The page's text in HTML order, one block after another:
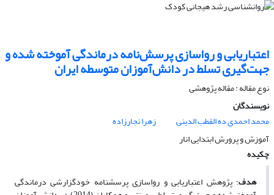
اعتباریابی و رواسازی پرسش‌نامه درماندگی آموخته شده و
جهت‌گیری تسلط در دانش‌آموزان متوسطه ایران
نوع مقاله : مقاله پژوهشی
نویسندگان
محمد احمدی ده القطب الدینی
زهرا نجارزاده
آموزش و پرورش ابتدایی انار
چکیده
هدف: پژوهش اعتباریابی و رواسازی پرسش­نامه خودگزارشی درماندگی